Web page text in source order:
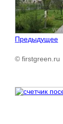
Предыдущее
© firstgreen.ru